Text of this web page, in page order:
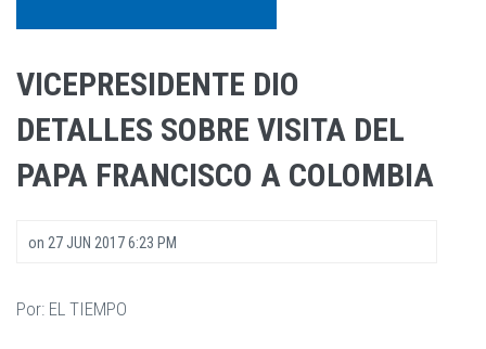
VICEPRESIDENTE DIO
DETALLES SOBRE VISITA DEL
PAPA FRANCISCO A COLOMBIA
on 27 JUN 2017 6:23 PM
Por: EL TIEMPO